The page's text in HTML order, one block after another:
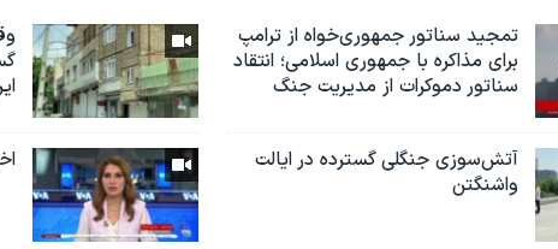
تمجید سناتور جمهوری‌خواه از ترامپ
برای مذاکره با جمهوری اسلامی؛ انتقاد
سناتور دموکرات از مدیریت جنگ
آتش‌سوزی جنگلی گسترده در ایالت
واشنگتن